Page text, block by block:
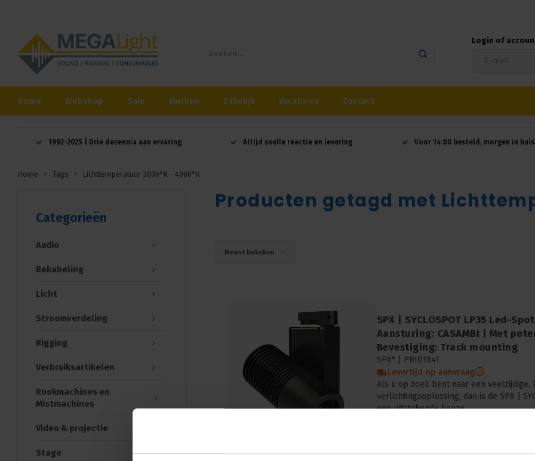
Login of
Home Webshop Sale Merken Zakelijk Vacatures Contact
1992-2025 | Drie decennia aan ervaring Altijd snelle reactie en levering Voor 14:00 besteld, morgen in
Home Tags Lichttemperatuur 3000°K - 4000°K
Categorieën
Audio
Bekabeling
Licht
Stroomverdeling
Rigging
Verbruiksartikelen
Rookmachines en
Mistmachines
Video & projectie
Stage
Producten getagd met
Meest bekeken
SPX | SYCLOSPOT LP35 Led-
Aansturing: CASAMBI | Met
Bevestiging: Track mounting
SPX* |
PRI01841
Levertijd op aanvraag
Als u op zoek bent naar een veelzijdige,
verlichtingsoplossing, dan is de SPX |
een uitstekende keuze